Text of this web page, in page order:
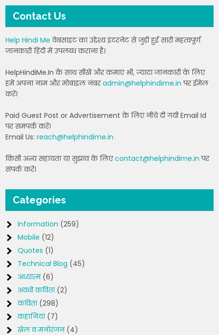
Contact Us
Help Hindi Me वेबसाइट का उद्देश्य इंटरनेट से जुड़ी हुई सारी महत्वपूर्ण
जानकारी हिंदी में उपलब्ध कराना है।
HelpHindiMe.In के साथ सीखें और कमाएं भी, ज्यादा जानकारी के लिए
हमें अपना नाम और मोबाइल नंबरadmin@helphindime.in पर ईमेल
करें।
Paid Guest Post or Advertisement के लिए नीचे दी गयी Email Id
पर समपर्क करें।
Email Us:reach@helphindime.in
किसी अन्य सहायता या सुझाव के लिएcontact@helphindime.in पर
संपर्क करें।
Categories
Information (259)
Mobile (12)
Quotes (1)
Technical Blog (45)
अध्यात्म(6)
अवधी कविता(2)
कविता(298)
कहानियां(7)
खेल व मनोरंजन(4)